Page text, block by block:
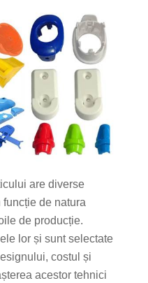
are diverse
de natura
de producție.
lor și sunt selectate
costul și
acestor tehnici